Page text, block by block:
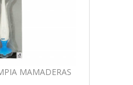
MAMADERAS